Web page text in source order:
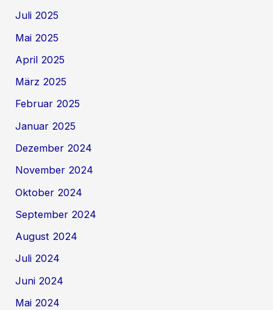
Juli 2025
Mai 2025
April 2025
März 2025
Februar 2025
Januar 2025
Dezember 2024
November 2024
Oktober 2024
September 2024
August 2024
Juli 2024
Juni 2024
Mai 2024